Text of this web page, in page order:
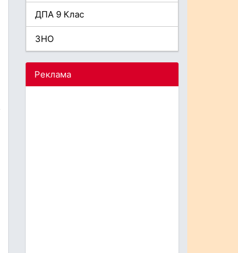
ДПА 9 Клас
ЗНО
Реклама